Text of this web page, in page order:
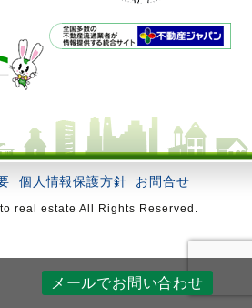
個人情報保護方針 お問合せ
real estate All Rights Reserved.
メールでお問い合わせ